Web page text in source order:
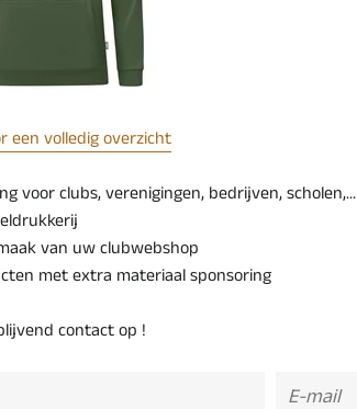
een volledig overzicht
voor clubs, verenigingen, bedrijven, scholen,...
van uw clubwebshop
met extra materiaal sponsoring
contact op !
E-